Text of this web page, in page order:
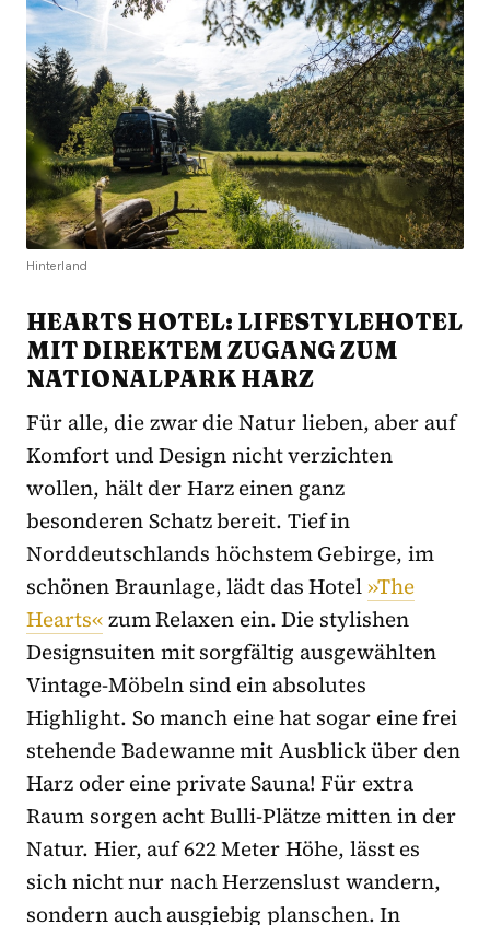
Hinterland
HEARTS HOTEL: LIFESTYLEHOTEL
MIT DIREKTEM ZUGANG ZUM
NATIONALPARK HARZ
Für alle, die zwar die Natur lieben, aber auf
Komfort und Design nicht verzichten
wollen, hält der Harz einen ganz
besonderen Schatz bereit. Tief in
Norddeutschlands höchstem Gebirge, im
schönen Braunlage, lädt das Hotel»The
Hearts«zum Relaxen ein. Die stylishen
Designsuiten mit sorgfältig ausgewählten
Vintage-Möbeln sind ein absolutes
Highlight. So manch eine hat sogar eine frei
stehende Badewanne mit Ausblick über den
Harz oder eine private Sauna! Für extra
Raum sorgen acht Bulli-Plätze mitten in der
Natur. Hier, auf 622 Meter Höhe, lässt es
sich nicht nur nach Herzenslust wandern,
sondern auch ausgiebig planschen. In